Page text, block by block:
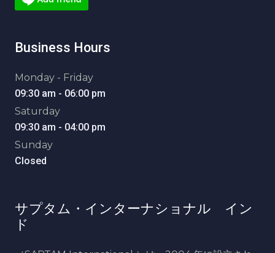
Business Hours
Monday - Friday
09:30 am - 06:00 pm
Saturday
09:30 am - 04:00 pm
Sunday
Closed
サプタム・インターナショナル イン
ド